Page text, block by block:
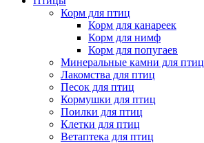
Корм для птиц
Корм для канареек
Корм для нимф
Корм для попугаев
Минеральные камни для птиц
Лакомства для птиц
Песок для птиц
Кормушки для птиц
Поилки для птиц
Клетки для птиц
Ветаптека для птиц